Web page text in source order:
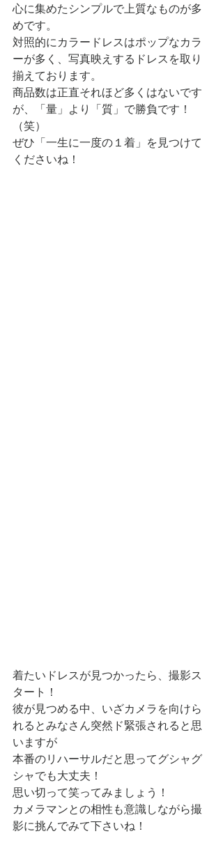
心に集めたシンプルで上質なものが多
めです。
対照的にカラードレスはポップなカラ
ーが多く、写真映えするドレスを取り
揃えております。
商品数は正直それほど多くはないです
が、「量」より「質」で勝負です！
（笑）
ぜひ「一生に一度の１着」を見つけて
くださいね！
着たいドレスが見つかったら、撮影ス
タート！
彼が見つめる中、いざカメラを向けら
れるとみなさん突然ド緊張されると思
いますが
本番のリハーサルだと思ってグシャグ
シャでも大丈夫！
思い切って笑ってみましょう！
カメラマンとの相性も意識しながら撮
影に挑んでみて下さいね！